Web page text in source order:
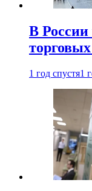
В России
1 год спустя1